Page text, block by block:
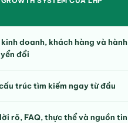
doanh, khách hàng và hành
đổi
trúc tìm kiếm ngay từ đầu
rõ, FAQ, thực thể và nguồn tin